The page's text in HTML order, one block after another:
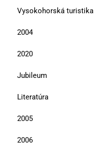
Vysokohorská turistika
2004
2020
Jubileum
Literatúra
2005
2006